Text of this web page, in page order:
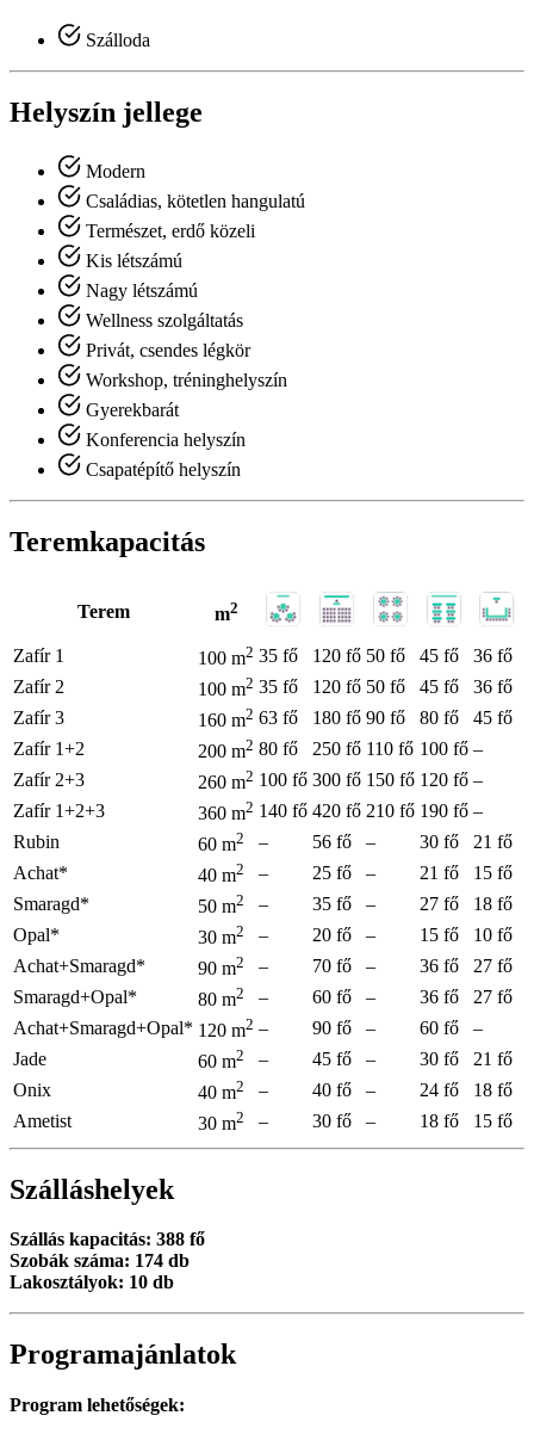
Szálloda
Helyszín jellege
Modern
Családias, kötetlen hangulatú
Természet, erdő közeli
Kis létszámú
Nagy létszámú
Wellness szolgáltatás
Privát, csendes légkör
Workshop, tréninghelyszín
Gyerekbarát
Konferencia helyszín
Csapatépítő helyszín
Teremkapacitás
Terem m2
Zafír 1 100 m2 35 fő 120 fő 50 fő 45 fő
36 fő
Zafír 2
100 m2 35 fő 120 fő 50 fő 45 fő
36 fő
Zafír 3
160 m2 63 fő 180 fő 90 fő 80 fő
45 fő
Zafír 1+2
200 m2 80 fő 250 fő 110 fő 100 fő –
Zafír 2+3
260 m2 100 fő 300 fő 150 fő 120 fő –
Zafír 1+2+3
360 m2 140 fő 420 fő 210 fő 190 fő –
Rubin
60 m2 – 56 fő – 30 fő
21 fő
Achat*
40 m2 – 25 fő – 21 fő
15 fő
Smaragd*
50 m2 – 35 fő – 27 fő
18 fő
Opal*
30 m2 – 20 fő – 15 fő
10 fő
Achat+Smaragd*
90 m2 – 70 fő – 36 fő
27 fő
Smaragd+Opal*
80 m2 – 60 fő – 36 fő
27 fő
Achat+Smaragd+Opal* 120 m2 – 90 fő – 60 fő
–
Jade
60 m2 – 45 fő – 30 fő
21 fő
Onix
40 m2 – 40 fő – 24 fő
18 fő
Ametist
30 m2 – 30 fő – 18 fő 15 fő
Szálláshelyek
Szállás kapacitás: 388 fő
Szobák száma: 174 db
Lakosztályok: 10 db
Programajánlatok
Program lehetőségek: